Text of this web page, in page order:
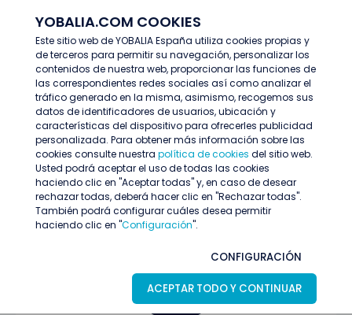
YOBALIA.COM COOKIES
Este sitio web de YOBALIA España utiliza cookies propias y
de terceros para permitir su navegación, personalizar los
contenidos de nuestra web, proporcionar las funciones de
las correspondientes redes sociales así como analizar el
tráfico generado en la misma, asimismo, recogemos sus
datos de identificadores de usuarios, ubicación y
características del dispositivo para ofrecerles publicidad
personalizada. Para obtener más información sobre las
cookies consulte nuestra política de cookies del sitio web.
Usted podrá aceptar el uso de todas las cookies
haciendo clic en "Aceptar todas" y, en caso de desear
rechazar todas, deberá hacer clic en "Rechazar todas".
También podrá configurar cuáles desea permitir
haciendo clic en "Configuración".
CONFIGURACIÓN
ACEPTAR TODO Y CONTINUAR
Últimas ofertas
Oferta no encontrada o ha finalizado su
proceso de selección